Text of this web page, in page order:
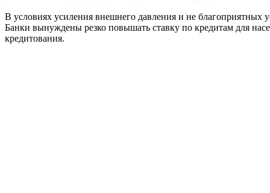
В условиях усиления внешнего давления и не благоприятных
Банки вынуждены резко повышать ставку по кредитам для
кредитования.